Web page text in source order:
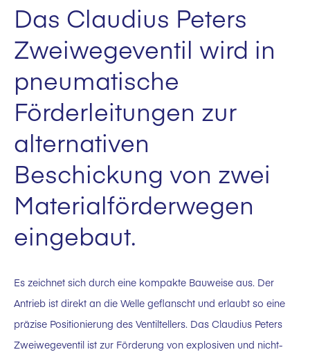
Das Claudius Peters
Zweiwegeventil wird in
pneumatische
Förderleitungen zur
alternativen
Beschickung von zwei
Materialförderwegen
eingebaut.
Es zeichnet sich durch eine kompakte Bauweise aus. Der
Antrieb ist direkt an die Welle geflanscht und erlaubt so eine
präzise Positionierung des Ventiltellers. Das Claudius Peters
Zweiwegeventil ist zur Förderung von explosiven und nicht-